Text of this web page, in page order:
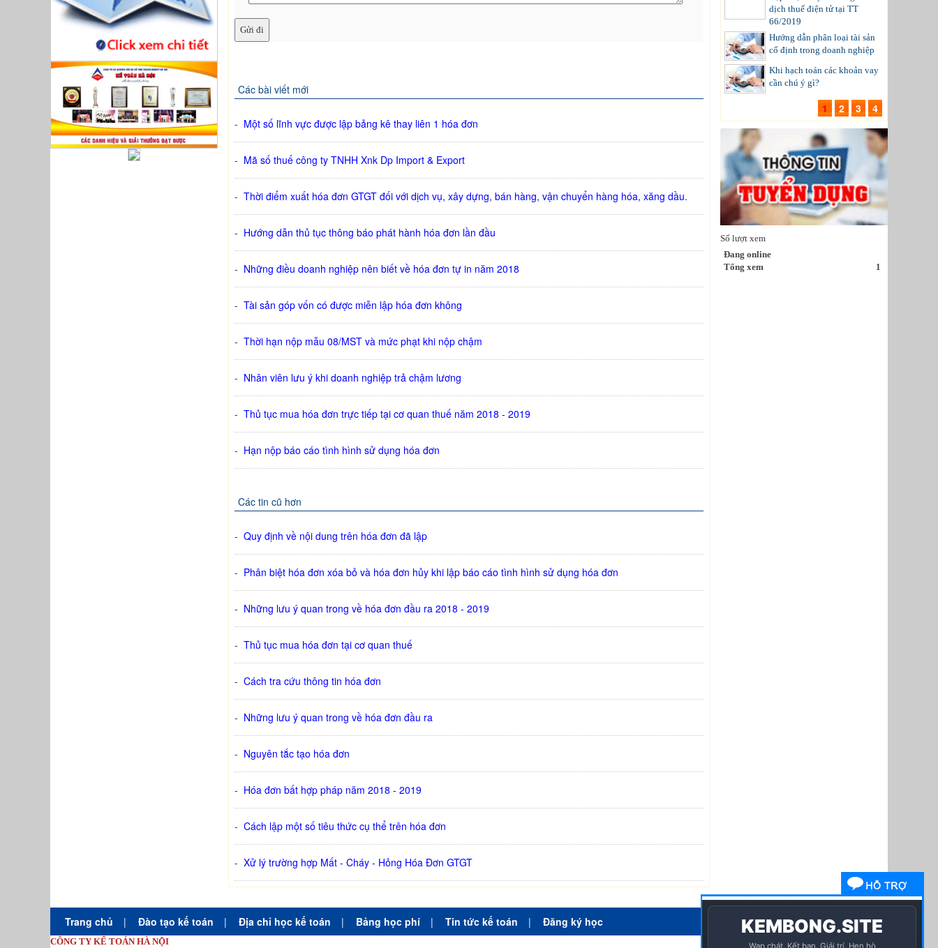
Các bài viết mới
- Một số lĩnh vực được lập bảng kê thay liên 1 hóa đơn
- Mã số thuế công ty TNHH Xnk Dp Import & Export
- Thời điểm xuất hóa đơn GTGT đối với dịch vụ, xây dựng, bán hàng, vận chuyển hàng hóa, xăng dầu.
- Hướng dẫn thủ tục thông báo phát hành hóa đơn lần đầu
- Những điều doanh nghiệp nên biết về hóa đơn tự in năm 2018
- Tài sản góp vốn có được miễn lập hóa đơn không
- Thời hạn nộp mẫu 08/MST và mức phạt khi nộp chậm
- Nhân viên lưu ý khi doanh nghiệp trả chậm lương
- Thủ tục mua hóa đơn trực tiếp tại cơ quan thuế năm 2018 - 2019
- Hạn nộp báo cáo tình hình sử dụng hóa đơn
Các tin cũ hơn
- Quy định về nội dung trên hóa đơn đã lập
- Phân biệt hóa đơn xóa bỏ và hóa đơn hủy khi lập báo cáo tình hình sử dụng hóa đơn
- Những lưu ý quan trong về hóa đơn đầu ra 2018 - 2019
- Thủ tục mua hóa đơn tại cơ quan thuế
- Cách tra cứu thông tin hóa đơn
- Những lưu ý quan trong về hóa đơn đầu ra
- Nguyên tắc tạo hóa đơn
- Hóa đơn bất hợp pháp năm 2018 - 2019
- Cách lập một số tiêu thức cụ thể trên hóa đơn
- Xử lý trường hợp Mất - Cháy - Hỏng Hóa Đơn GTGT
dịch thuế điện tử tại TT
66/2019
Hướng dẫn phân loại tài sản
cố định trong doanh nghiệp
Khi hạch toán các khoản vay
cần chú ý gì?
1 2 3 4
Số lượt xem
Đang online
Tổng xem
1
Trang chủ | Đào tạo kế toán | Địa chỉ học kế toán | Bảng học phí | Tin tức kế toán | Đăng ký học
CÔNG TY KẾ TOÁN HÀ NỘI